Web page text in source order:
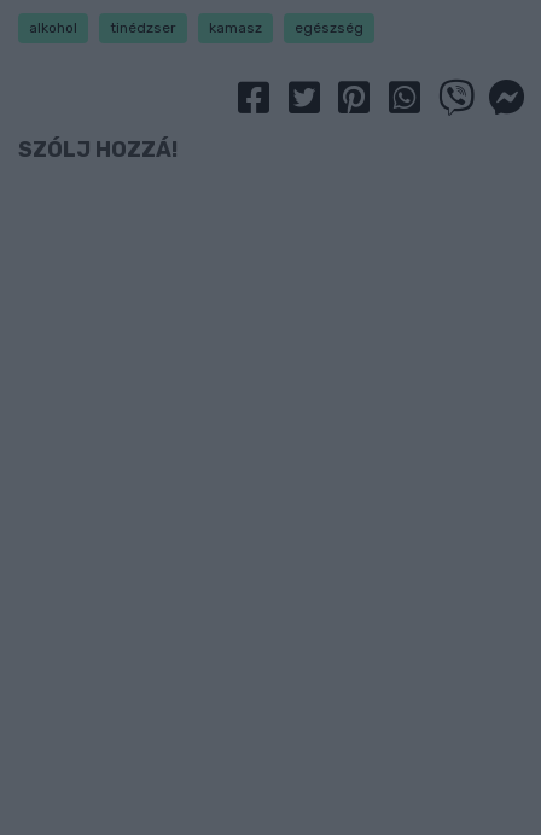
alkohol tinédzser kamasz egészség
SZÓLJ HOZZÁ!